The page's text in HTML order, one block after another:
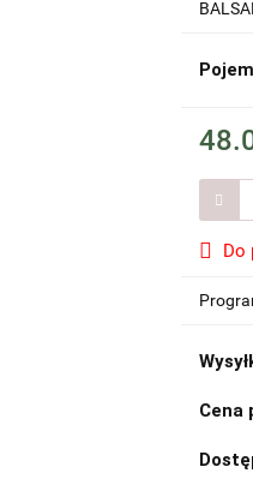
Do
Cena